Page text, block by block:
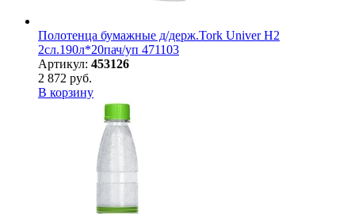
Полотенца бумажные д/держ.Tork Univer H2
2сл.190л*20пач/уп 471103
Артикул: 453126
2 872 руб.
В корзину